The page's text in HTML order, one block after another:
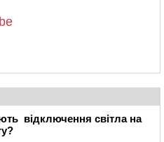
відключення світла на